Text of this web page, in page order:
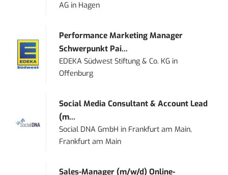
AG in Hagen
Performance Marketing Manager
Schwerpunkt Pai...
EDEKA Südwest Stiftung & Co. KG in
Offenburg
Social Media Consultant & Account Lead
(m...
Social DNA GmbH in Frankfurt am Main,
Frankfurt am Main
Sales-Manager (m/w/d) Online-